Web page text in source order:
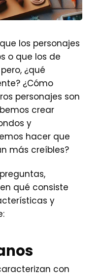
los personajes
o que los de
¿qué
¿Cómo
personajes son
crear
y
hacer que
más creíbles?
qué consiste
y
con